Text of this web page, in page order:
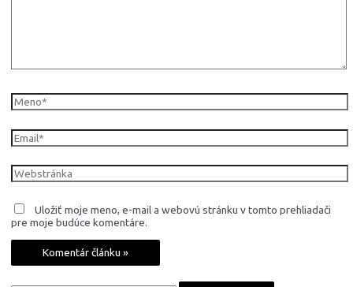
Meno*
Email*
Webstránka
Uložiť moje meno, e-mail a webovú stránku v tomto prehliadači
pre moje budúce komentáre.